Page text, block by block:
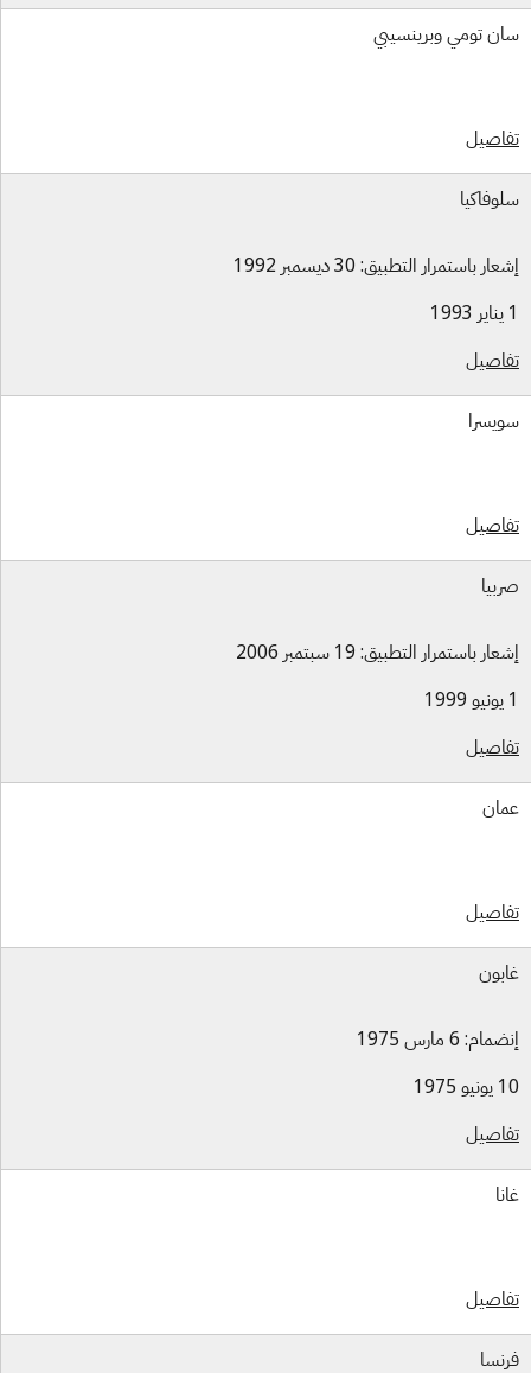
تومي وبرينسيبي
باستمرار التطبيق: 30 ديسمبر 1992
باستمرار التطبيق: 19 سبتمبر 2006
6 مارس 1975